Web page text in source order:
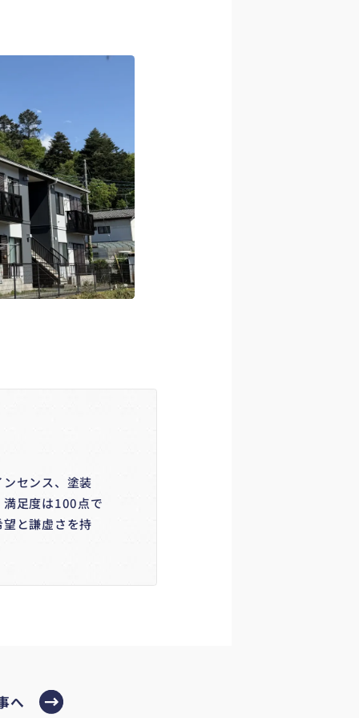
センス、塗装
足度は100点で
と謙虚さを持
へ